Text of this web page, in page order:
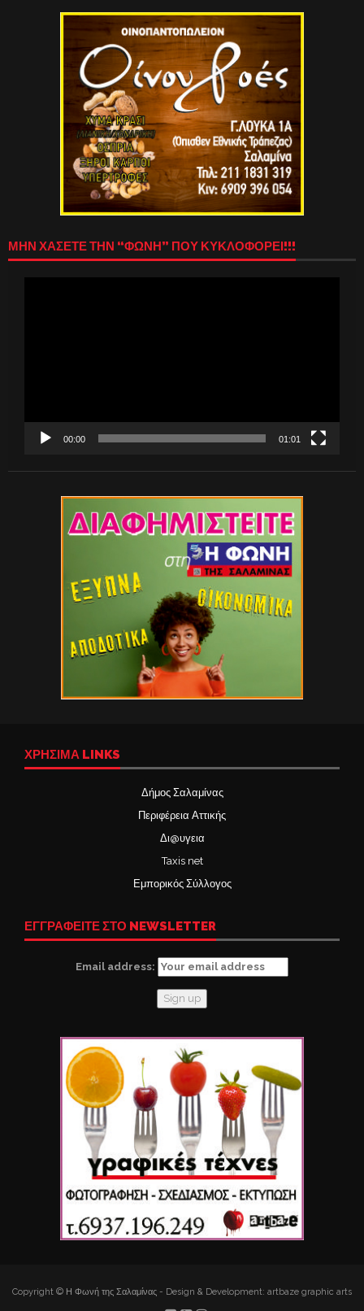
ΜΗΝ ΧΑΣΕΤΕ ΤΗΝ “ΦΩΝΗ” ΠΟΥ ΚΥΚΛΟΦΟΡΕΙ!!!
00:00 01:01
ΧΡΉΣΙΜΑ LINKS
Δήμος Σαλαμίνας
Περιφέρεια Αττικής
Δι@υγεια
Taxis net
Εμπορικός Σύλλογος
ΕΓΓΡΑΦΕΙΤΕ ΣΤΟ NEWSLETTER
Email address:
Copyright © Η Φωνή της Σαλαμίνας - Design & Development: artbaze graphic arts